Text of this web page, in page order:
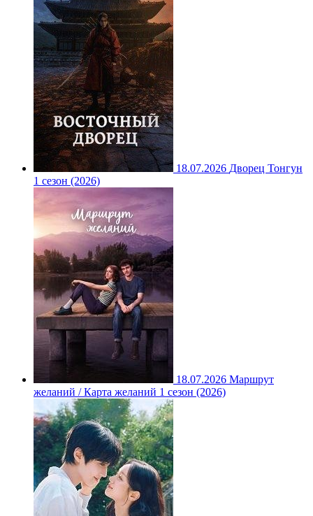
18.07.2026 Дворец Тонгун
1 сезон (2026)
18.07.2026 Маршрут
желаний / Карта желаний 1 сезон (2026)